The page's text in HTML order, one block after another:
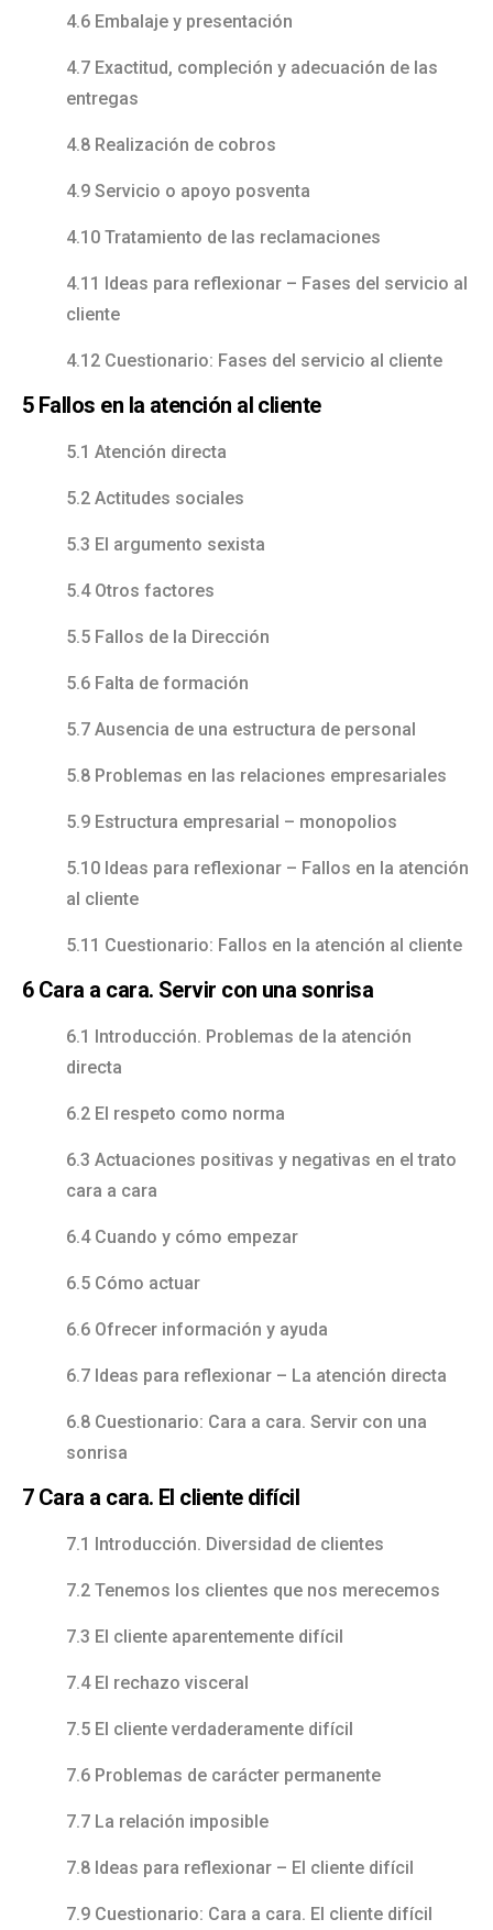
4.6 Embalaje y presentación
4.7 Exactitud, compleción y adecuación de las
entregas
4.8 Realización de cobros
4.9 Servicio o apoyo posventa
4.10 Tratamiento de las reclamaciones
4.11 Ideas para reflexionar – Fases del servicio al
cliente
4.12 Cuestionario: Fases del servicio al cliente
5 Fallos en la atención al cliente
5.1 Atención directa
5.2 Actitudes sociales
5.3 El argumento sexista
5.4 Otros factores
5.5 Fallos de la Dirección
5.6 Falta de formación
5.7 Ausencia de una estructura de personal
5.8 Problemas en las relaciones empresariales
5.9 Estructura empresarial – monopolios
5.10 Ideas para reflexionar – Fallos en la atención
al cliente
5.11 Cuestionario: Fallos en la atención al cliente
6 Cara a cara. Servir con una sonrisa
6.1 Introducción. Problemas de la atención
directa
6.2 El respeto como norma
6.3 Actuaciones positivas y negativas en el trato
cara a cara
6.4 Cuando y cómo empezar
6.5 Cómo actuar
6.6 Ofrecer información y ayuda
6.7 Ideas para reflexionar – La atención directa
6.8 Cuestionario: Cara a cara. Servir con una
sonrisa
7 Cara a cara. El cliente difícil
7.1 Introducción. Diversidad de clientes
7.2 Tenemos los clientes que nos merecemos
7.3 El cliente aparentemente difícil
7.4 El rechazo visceral
7.5 El cliente verdaderamente difícil
7.6 Problemas de carácter permanente
7.7 La relación imposible
7.8 Ideas para reflexionar – El cliente difícil
7.9 Cuestionario: Cara a cara. El cliente difícil